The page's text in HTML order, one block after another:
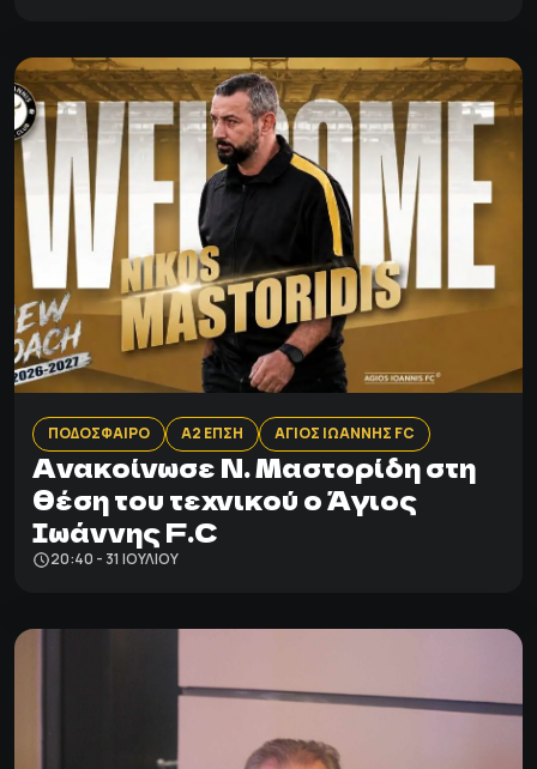
ΠΟΔΟΣΦΑΙΡΟ Α2 ΕΠΣΗ ΑΓΙΟΣ ΙΩΑΝΝΗΣ FC
Ανακοίνωσε Ν. Μαστορίδη στη
θέση του τεχνικού ο Άγιος
Ιωάννης F.C
20:40 - 31 ΙΟΥΛΊΟΥ